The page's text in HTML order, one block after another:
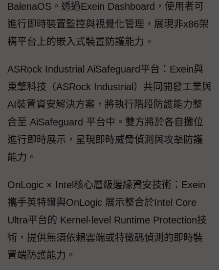
BalenaOS。透過Exein Dashboard，使用者可
進行即時裝置監控與視覺化管理，展現非x86架
構平台上的嵌入式裝置防護能力。
ASRock Industrial AiSafeguard平台：Exein與
東擎科技（ASRock Industrial）共同開發工業與
AI裝置資安解決方案，將執行階段防護能力整
合至 AiSafeguard 平台中。雙方將於各自攤位
進行即時展示，呈現即時威脅偵測與攻擊防護
能力。
OnLogic × Intel核心層級邊緣資安技術：Exein
攜手英特爾與OnLogic 展示整合於Intel Core
Ultra平台的 Kernel-level Runtime Protection技
術，提供無須依賴雲端或特徵碼偵測的即時裝
置端防護能力。